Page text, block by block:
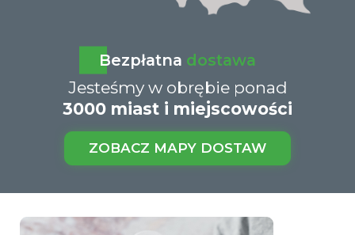
Bezpłatna dostawa
Jesteśmy w obrębie ponad
3000 miast i miejscowości
ZOBACZ MAPY DOSTAW